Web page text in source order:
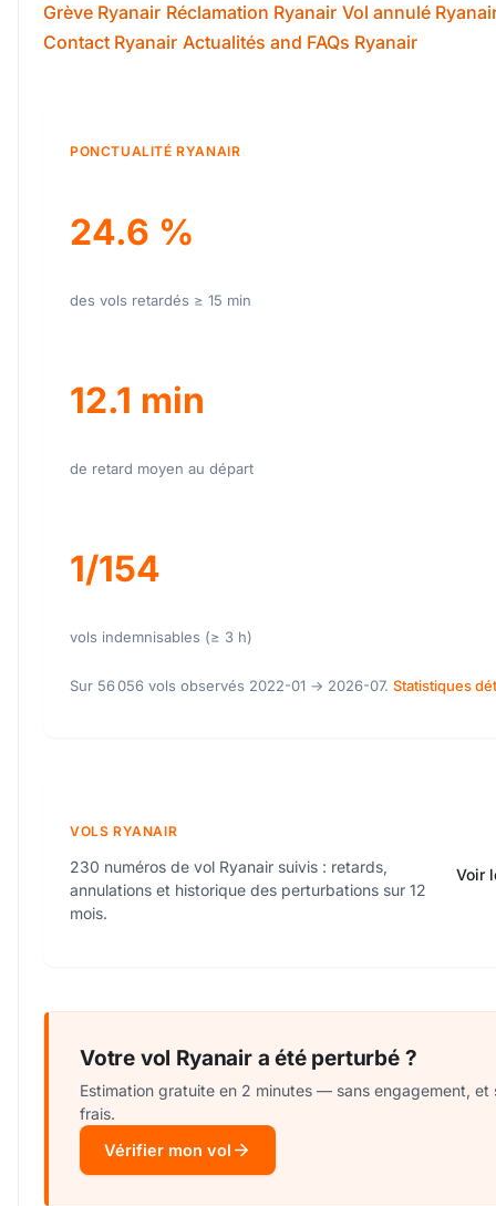
Grève Ryanair Réclamation Ryanair Vol annulé
Contact Ryanair Actualités and FAQs Ryanair
PONCTUALITÉ RYANAIR
24.6 %
des vols retardés ≥ 15 min
12.1 min
de retard moyen au départ
1/154
vols indemnisables (≥ 3 h)
Sur 56 056 vols observés 2022-01 → 2026-07. Statistiques
VOLS RYANAIR
230 numéros de vol Ryanair suivis : retards,
annulations et historique des perturbations sur 12
mois.
Voir
Votre vol Ryanair a été perturbé ?
Estimation gratuite en 2 minutes — sans engagement, et
frais.
Vérifier mon vol